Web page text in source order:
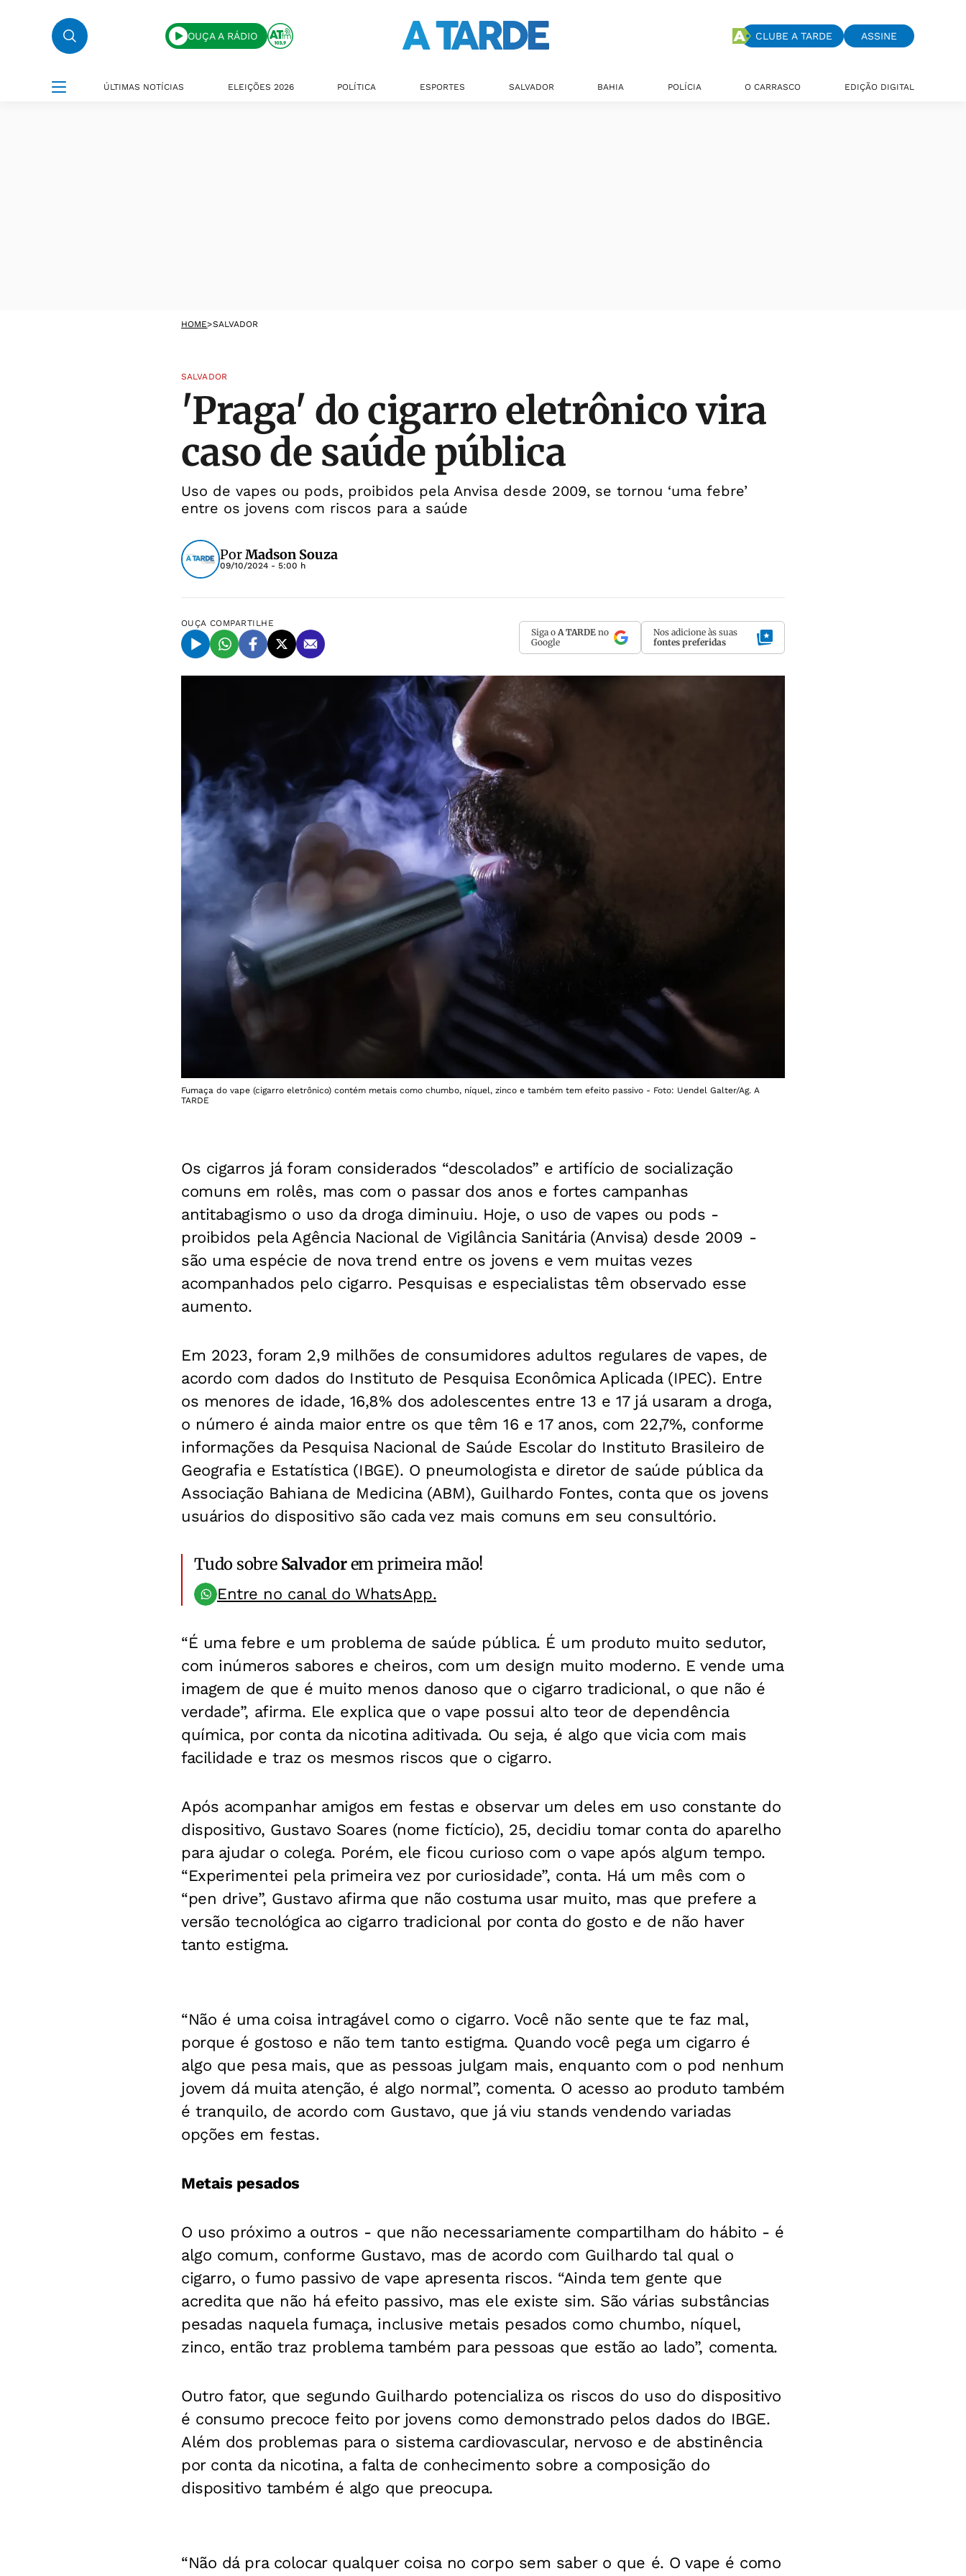
OUÇA A RÁDIO CLUBE A TARDE ASSINE
ÚLTIMAS NOTÍCIAS ELEIÇÕES 2026 POLÍTICA ESPORTES SALVADOR BAHIA POLÍCIA O CARRASCO EDIÇÃO DIGITAL
HOME>SALVADOR
SALVADOR
'Praga' do cigarro eletrônico vira
caso de saúde pública
Uso de vapes ou pods, proibidos pela Anvisa desde 2009, se tornou ‘uma febre’
entre os jovens com riscos para a saúde
PorMadson Souza
09/10/2024 - 5:00 h
OUÇA COMPARTILHE
Siga o A TARDE no
Google
Nos adicione às suas
fontes preferidas
Fumaça do vape (cigarro eletrônico) contém metais como chumbo, níquel, zinco e também tem efeito passivo - Foto: Uendel Galter/Ag. A
TARDE
Os cigarros já foram considerados “descolados” e artifício de socialização
comuns em rolês, mas com o passar dos anos e fortes campanhas
antitabagismo o uso da droga diminuiu. Hoje, o uso de vapes ou pods -
proibidos pela Agência Nacional de Vigilância Sanitária (Anvisa) desde 2009 -
são uma espécie de nova trend entre os jovens e vem muitas vezes
acompanhados pelo cigarro. Pesquisas e especialistas têm observado esse
aumento.
Em 2023, foram 2,9 milhões de consumidores adultos regulares de vapes, de
acordo com dados do Instituto de Pesquisa Econômica Aplicada (IPEC). Entre
os menores de idade, 16,8% dos adolescentes entre 13 e 17 já usaram a droga,
o número é ainda maior entre os que têm 16 e 17 anos, com 22,7%, conforme
informações da Pesquisa Nacional de Saúde Escolar do Instituto Brasileiro de
Geografia e Estatística (IBGE). O pneumologista e diretor de saúde pública da
Associação Bahiana de Medicina (ABM), Guilhardo Fontes, conta que os jovens
usuários do dispositivo são cada vez mais comuns em seu consultório.
Tudo sobre Salvadorem primeira mão!
Entre no canal do WhatsApp.
“É uma febre e um problema de saúde pública. É um produto muito sedutor,
com inúmeros sabores e cheiros, com um design muito moderno. E vende uma
imagem de que é muito menos danoso que o cigarro tradicional, o que não é
verdade”, afirma. Ele explica que o vape possui alto teor de dependência
química, por conta da nicotina aditivada. Ou seja, é algo que vicia com mais
facilidade e traz os mesmos riscos que o cigarro.
Após acompanhar amigos em festas e observar um deles em uso constante do
dispositivo, Gustavo Soares (nome fictício), 25, decidiu tomar conta do aparelho
para ajudar o colega. Porém, ele ficou curioso com o vape após algum tempo.
“Experimentei pela primeira vez por curiosidade”, conta. Há um mês com o
“pen drive”, Gustavo afirma que não costuma usar muito, mas que prefere a
versão tecnológica ao cigarro tradicional por conta do gosto e de não haver
tanto estigma.
“Não é uma coisa intragável como o cigarro. Você não sente que te faz mal,
porque é gostoso e não tem tanto estigma. Quando você pega um cigarro é
algo que pesa mais, que as pessoas julgam mais, enquanto com o pod nenhum
jovem dá muita atenção, é algo normal”, comenta. O acesso ao produto também
é tranquilo, de acordo com Gustavo, que já viu stands vendendo variadas
opções em festas.
Metais pesados
O uso próximo a outros - que não necessariamente compartilham do hábito - é
algo comum, conforme Gustavo, mas de acordo com Guilhardo tal qual o
cigarro, o fumo passivo de vape apresenta riscos. “Ainda tem gente que
acredita que não há efeito passivo, mas ele existe sim. São várias substâncias
pesadas naquela fumaça, inclusive metais pesados como chumbo, níquel,
zinco, então traz problema também para pessoas que estão ao lado”, comenta.
Outro fator, que segundo Guilhardo potencializa os riscos do uso do dispositivo
é consumo precoce feito por jovens como demonstrado pelos dados do IBGE.
Além dos problemas para o sistema cardiovascular, nervoso e de abstinência
por conta da nicotina, a falta de conhecimento sobre a composição do
dispositivo também é algo que preocupa.
“Não dá pra colocar qualquer coisa no corpo sem saber o que é. O vape é como